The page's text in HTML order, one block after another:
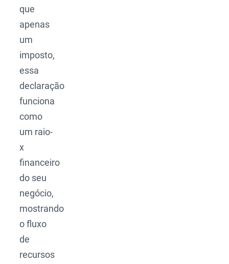
que
apenas
um
imposto,
essa
declaração
funciona
como
um raio-
x
financeiro
do seu
negócio,
mostrando
o fluxo
de
recursos